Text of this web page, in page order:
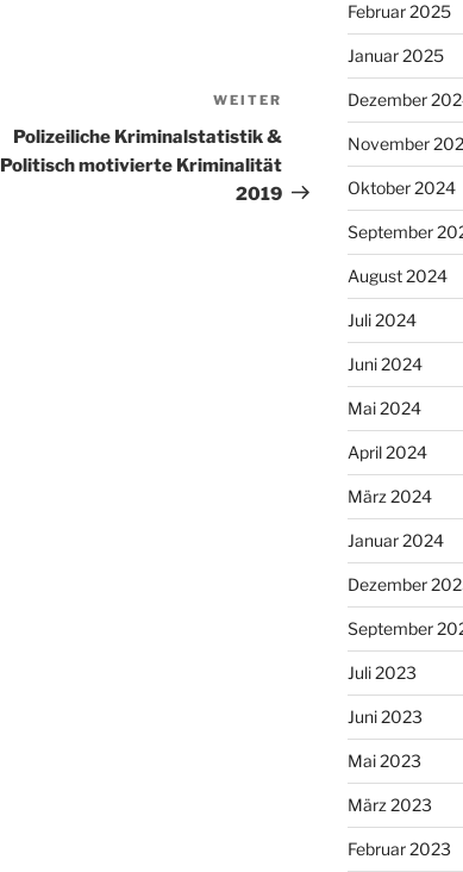
Nächster
WEITER
Polizeiliche Kriminalstatistik &
Politisch motivierte Kriminalität
2019
Februar 2025
Januar 2025
Dezember
November
Oktober 2024
September
August 2024
Juli 2024
Juni 2024
Mai 2024
April 2024
März 2024
Januar 2024
Dezember
September
Juli 2023
Juni 2023
Mai 2023
März 2023
Februar 2023